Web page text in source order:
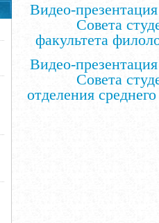
Видео-
Совета
факультета
Видео-
Совета
отделения